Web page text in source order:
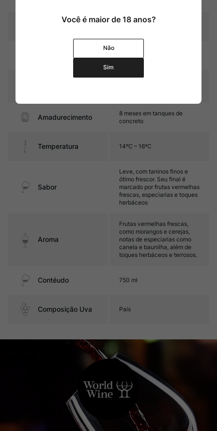
Amadurecimento
8 meses em tanques de
concreto
Temperatura 14ºC – 16ºC
Sabor
Leve, com taninos finos e
ótimo frescor. Seu final é
marcado por frutas vermelhas
frescas, especiarias e toques
herbáceos
Aroma
Frutas vermelhas frescas,
como morangos e cerejas,
notas de especiarias como
canela e baunilha, além de
toques herbáceos e terrosos.
Contéudo 750 ml
Composição Uva País
Você é maior de 18 anos?
Não
Sim